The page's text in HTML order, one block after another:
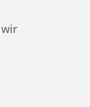
wir